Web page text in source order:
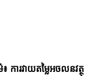
ការវាយតម្លៃអចលនវត្ថុ